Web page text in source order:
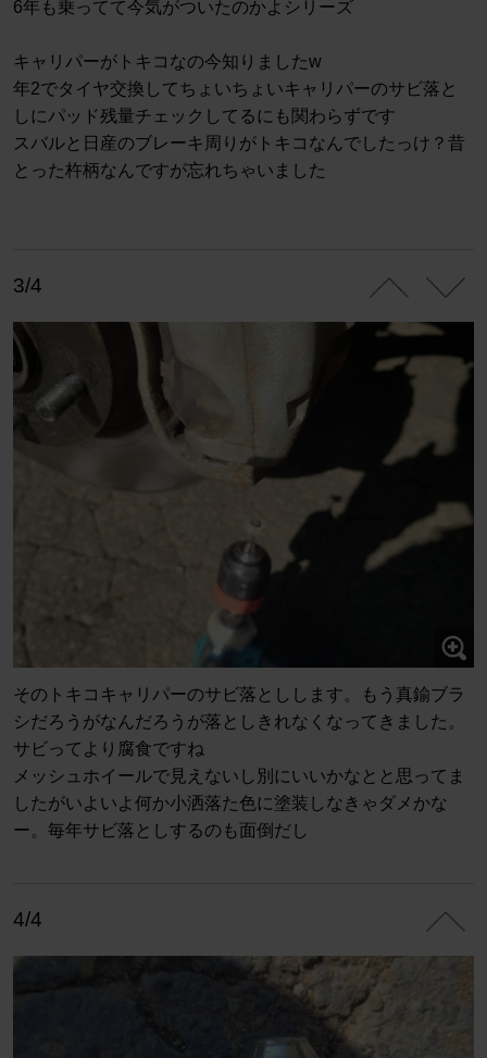
6年も乗ってて今気がついたのかよシリーズ
キャリパーがトキコなの今知りましたw
年2でタイヤ交換してちょいちょいキャリパーのサビ落と
しにパッド残量チェックしてるにも関わらずです
スバルと日産のブレーキ周りがトキコなんでしたっけ？昔
とった杵柄なんですが忘れちゃいました
3/4
そのトキコキャリパーのサビ落としします。もう真鍮ブラ
シだろうがなんだろうが落としきれなくなってきました。
サビってより腐食ですね
メッシュホイールで見えないし別にいいかなとと思ってま
したがいよいよ何か小洒落た色に塗装しなきゃダメかな
ー。毎年サビ落としするのも面倒だし
4/4